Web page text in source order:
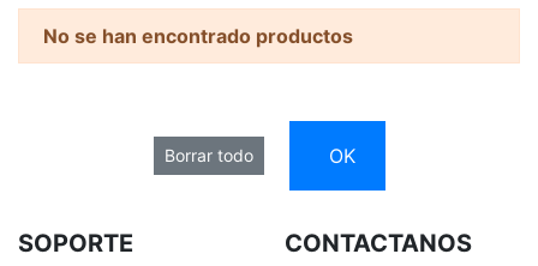
No se han encontrado productos
Borrar todo OK
SOPORTE CONTACTANOS